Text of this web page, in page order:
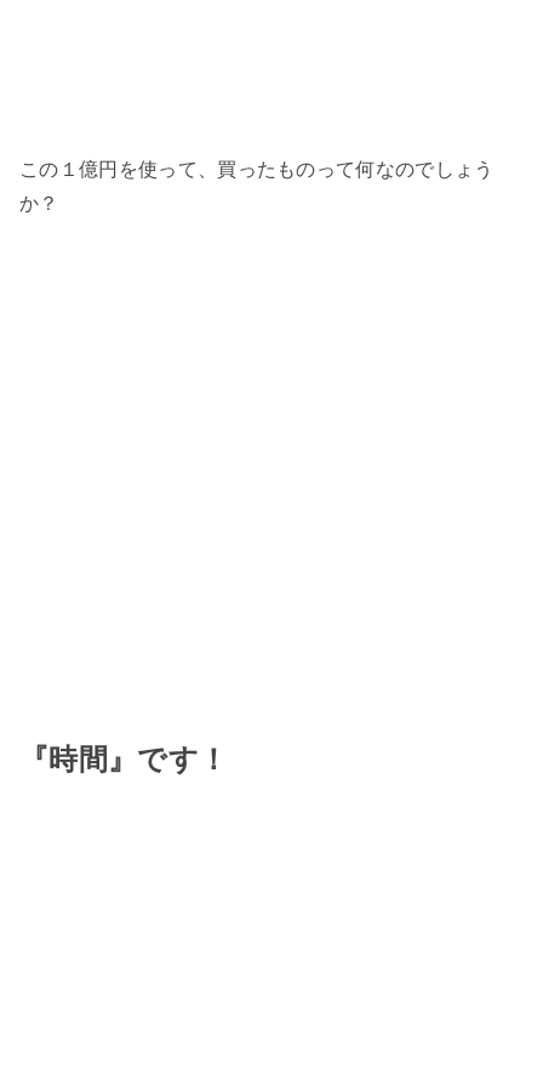
この１億円を使って、買ったものって何なのでしょう
か？
『時間』です！